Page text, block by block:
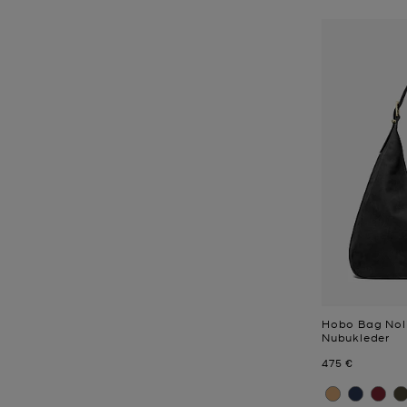
Hobo Bag
Nubukleder
Jetzt
475 €